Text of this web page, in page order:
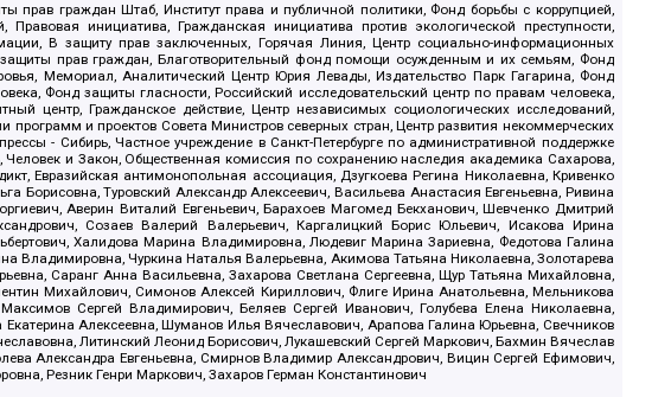
прав граждан Штаб, Институт права и публичной политики, Фонд борьбы с коррупцией,
инициатива, Гражданская инициатива против экологической преступности,
В защиту прав заключенных, Горячая Линия, Центр социально-информационных
прав граждан, Благотворительный фонд помощи осужденным и их семьям, Фонд
Мемориал, Аналитический Центр Юрия Левады, Издательство Парк Гагарина, Фонд
Фонд защиты гласности, Российский исследовательский центр по правам человека,
центр, Гражданское действие, Центр независимых социологических исследований,
и проектов Совета Министров северных стран, Центр развития некоммерческих
- Сибирь, Частное учреждение в Санкт-Петербурге по административной поддержке
и Закон, Общественная комиссия по сохранению наследия академика Сахарова,
Евразийская антимонопольная ассоциация, Дзугкоева Регина Николаевна, Кривенко
Туровский Александр Алексеевич, Васильева Анастасия Евгеньевна, Ривина
Аверин Виталий Евгеньевич, Барахоев Магомед Бекханович, Шевченко Дмитрий
Созаев Валерий Валерьевич, Каргалицкий Борис Юльевич, Исакова Ирина
Халидова Марина Владимировна, Людевиг Марина Зариевна, Федотова Галина
Владимировна, Чуркина Наталья Валерьевна, Акимова Татьяна Николаевна, Золотарева
Саранг Анна Васильевна, Захарова Светлана Сергеевна, Щур Татьяна Михайловна,
Михайлович, Симонов Алексей Кириллович, Флиге Ирина Анатольевна, Мельникова
Сергей Владимирович, Беляев Сергей Иванович, Голубева Елена Николаевна,
Алексеевна, Шуманов Илья Вячеславович, Арапова Галина Юрьевна, Свечников
Литинский Леонид Борисович, Лукашевский Сергей Маркович, Бахмин Вячеслав
Александра Евгеньевна, Смирнов Владимир Александрович, Вицин Сергей Ефимович,
Резник Генри Маркович, Захаров Герман Константинович